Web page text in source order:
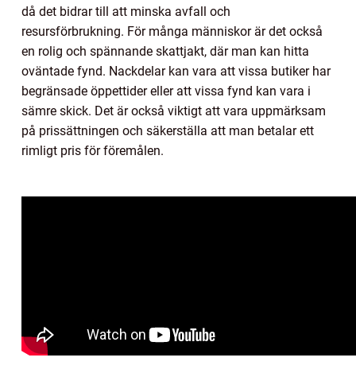
då det bidrar till att minska avfall och
resursförbrukning. För många människor är det också
en rolig och spännande skattjakt, där man kan hitta
oväntade fynd. Nackdelar kan vara att vissa butiker har
begränsade öppettider eller att vissa fynd kan vara i
sämre skick. Det är också viktigt att vara uppmärksam
på prissättningen och säkerställa att man betalar ett
rimligt pris för föremålen.